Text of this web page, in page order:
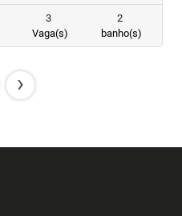
3
Vaga(s)
2
banho(s)
›